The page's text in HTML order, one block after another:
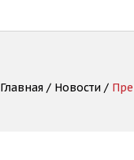
Главная Новости